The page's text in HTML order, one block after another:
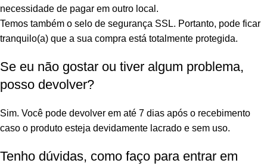
necessidade de pagar em outro local.
Temos também o selo de segurança SSL. Portanto, pode ficar
tranquilo(a) que a sua compra está totalmente protegida.
Se eu não gostar ou tiver algum problema,
posso devolver?
Sim. Você pode devolver em até 7 dias após o recebimento
caso o produto esteja devidamente lacrado e sem uso.
Tenho dúvidas, como faço para entrar em